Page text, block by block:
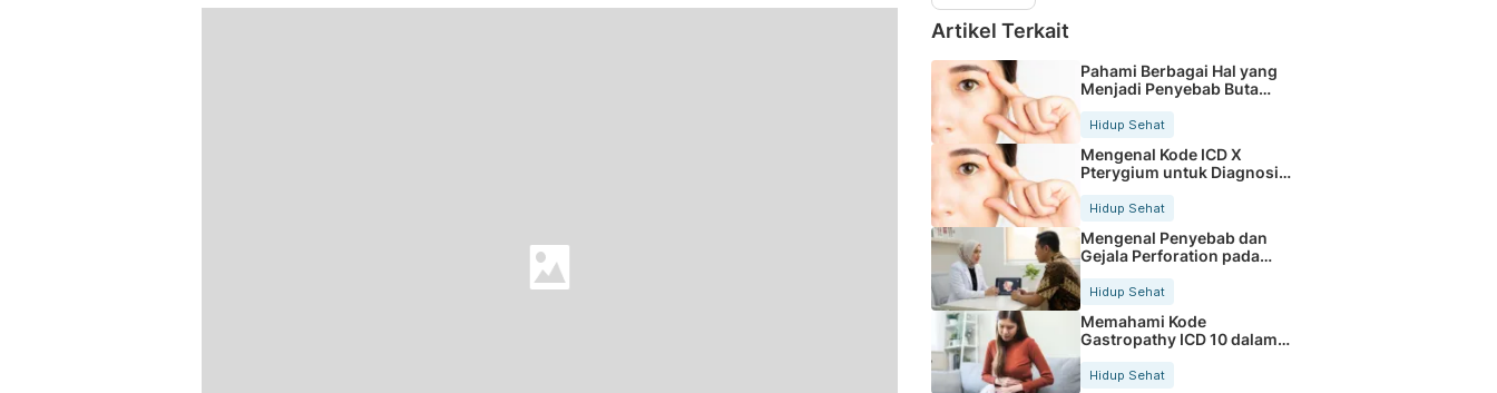
Artikel Terkait
Pahami Berbagai Hal yang
Menjadi Penyebab Buta
Hidup Sehat
Mengenal Kode ICD X
Pterygium untuk Diagnosis
Hidup Sehat
Mengenal Penyebab dan
Gejala Perforation pada
Tubuh
Hidup Sehat
Memahami Kode
Gastropathy ICD 10 dalam
Rekam Medis Pasien
Hidup Sehat